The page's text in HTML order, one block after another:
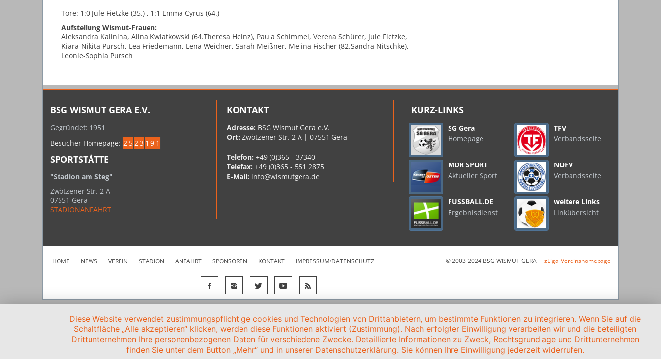
Tore: 1:0 Jule Fietzke (35.) , 1:1 Emma Cyrus (64.)
Aufstellung Wismut-Frauen:
Aleksandra Kalinina, Alina Kwiatkowski (64.Theresa Heinz), Paula Schimmel, Verena Schürer, Jule Fietzke,
Kiara-Nikita Pursch, Lea Friedemann, Lena Weidner, Sarah Meißner, Melina Fischer (82.Sandra Nitschke),
Leonie-Sophia Pursch
BSG WISMUT GERA E.V.
Gegründet: 1951
Besucher Homepage: 2 523 1 9 1
SPORTSTÄTTE
"Stadion am Steg"
Zwötzener Str. 2 A
07551 Gera
STADIONANFAHRT
KONTAKT
Adresse: BSG Wismut Gera e.V.
Ort:Zwötzener Str. 2 A | 07551 Gera
Telefon:+49 (0)365 - 37340
Telefax:+49 (0)365 - 551 2875
E-Mail: info@wismutgera.de
KURZ-LINKS
SG Gera
Homepage
MDR SPORT
Aktueller Sport
FUSSBALL.DE
Ergebnisdienst
TFV
Verbandsseite
NOFV
Verbandsseite
weitere Links
Linkübersicht
HOME NEWS VEREIN STADION ANFAHRT SPONSOREN KONTAKT IMPRESSUM/DATENSCHUTZ © 2003-2024 BSG WISMUT GERA | zLiga-Vereinshomepage
Diese Website verwendet zustimmungspflichtige cookies und Technologien von Drittanbietern, um bestimmte Funktionen zu integrieren. Wenn Sie auf die
Schaltfläche „Alle akzeptieren“ klicken, werden diese Funktionen aktiviert (Zustimmung). Nach erfolgter Einwilligung verarbeiten wir und die beteiligten
Drittunternehmen Ihre personenbezogenen Daten für verschiedene Zwecke. Detaillierte Informationen zu Zweck, Rechtsgrundlage und Drittunternehmen
finden Sie unter dem Button „Mehr“ und in unserer Datenschutzerklärung. Sie können Ihre Einwilligung jederzeit widerrufen.